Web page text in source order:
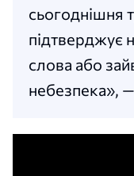
сьогоднішня
підтверджує
слова або
небезпека», —